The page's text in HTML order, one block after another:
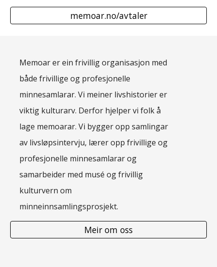
memoar.no/avtaler
Memoar er ein frivillig organisasjon med
både frivillige og profesjonelle
minnesamlarar. Vi meiner livshistorier er
viktig kulturarv. Derfor hjelper vi folk å
lage memoarar. Vi bygger opp samlingar
av livsløpsintervju, lærer opp frivillige og
profesjonelle minnesamlarar og
samarbeider med musé og frivillig
kulturvern om
minneinnsamlingsprosjekt.
Meir om oss